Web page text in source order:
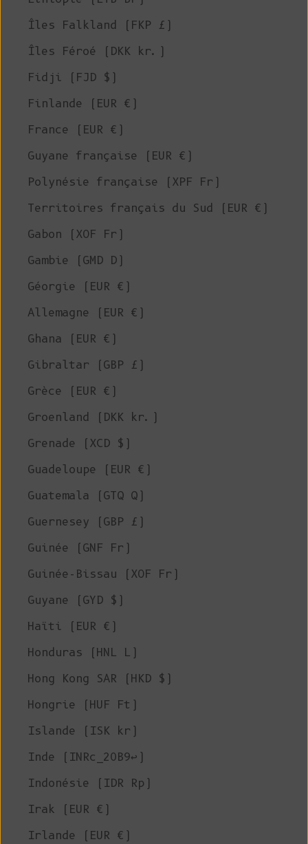
Îles Falkland (FKP £)
Îles Féroé (DKK kr.)
Fidji (FJD $)
Finlande (EUR €)
France (EUR €)
Guyane française (EUR €)
Polynésie française (XPF Fr)
Territoires français du Sud (EUR €)
Gabon (XOF Fr)
Gambie (GMD D)
Géorgie (EUR €)
Allemagne (EUR €)
Ghana (EUR €)
Gibraltar (GBP £)
Grèce (EUR €)
Groenland (DKK kr.)
Grenade (XCD $)
Guadeloupe (EUR €)
Guatemala (GTQ Q)
Guernesey (GBP £)
Guinée (GNF Fr)
Guinée-Bissau (XOF Fr)
Guyane (GYD $)
Haïti (EUR €)
Honduras (HNL L)
Hong Kong SAR (HKD $)
Hongrie (HUF Ft)
Islande (ISK kr)
Inde (INRc_20B9↩)
Indonésie (IDR Rp)
Irak (EUR €)
Irlande (EUR €)